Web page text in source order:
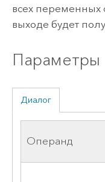
всех переменных
выходе будет
Параметры
Диалог
Операнд